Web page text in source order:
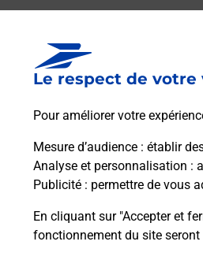
Le respect de
Pour améliorer votre
Mesure d’audience : établir
Analyse et personnalisation :
Publicité : permettre de vous
En cliquant sur "Accepter et
fonctionnement du site
Boîte aux
Prochaine collecte du
1 Place De La Mairie
Itinéraire